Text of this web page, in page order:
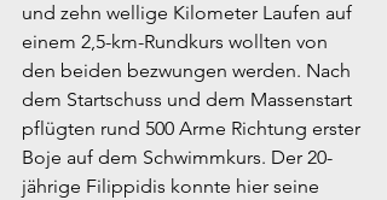
und zehn wellige Kilometer Laufen auf
einem 2,5-km-Rundkurs wollten von
den beiden bezwungen werden. Nach
dem Startschuss und dem Massenstart
pflügten rund 500 Arme Richtung erster
Boje auf dem Schwimmkurs. Der 20-
jährige Filippidis konnte hier seine